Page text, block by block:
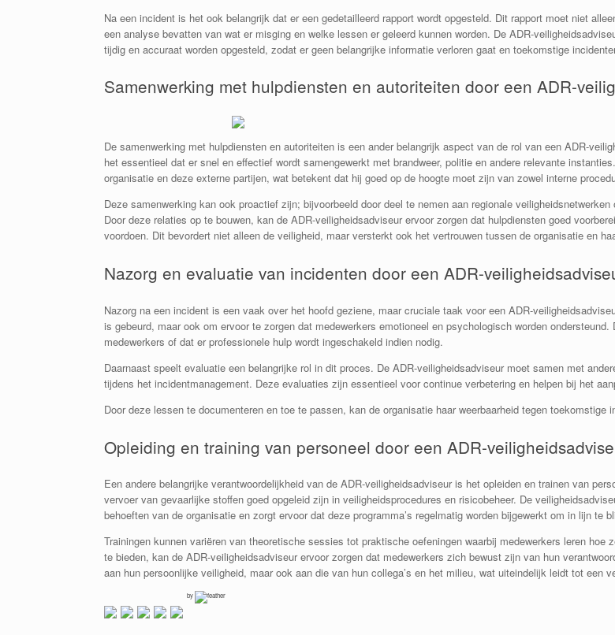
Na een incident is het ook belangrijk dat er een gedetailleerd rapport wordt opgesteld. Dit rapport moet niet
een analyse bevatten van wat er misging en welke lessen er geleerd kunnen worden. De ADR-
tijdig en accuraat worden opgesteld, zodat er geen belangrijke informatie verloren gaat en toekomstige
Samenwerking met hulpdiensten en autoriteiten door een ADR-
De samenwerking met hulpdiensten en autoriteiten is een ander belangrijk aspect van de rol van een ADR-
het essentieel dat er snel en effectief wordt samengewerkt met brandweer, politie en andere relevante
organisatie en deze externe partijen, wat betekent dat hij goed op de hoogte moet zijn van zowel interne
Deze samenwerking kan ook proactief zijn; bijvoorbeeld door deel te nemen aan regionale
Door deze relaties op te bouwen, kan de ADR-veiligheidsadviseur ervoor zorgen dat hulpdiensten goed
voordoen. Dit bevordert niet alleen de veiligheid, maar versterkt ook het vertrouwen tussen de organisatie en
Nazorg en evaluatie van incidenten door een ADR-
Nazorg na een incident is een vaak over het hoofd geziene, maar cruciale taak voor een ADR-
is gebeurd, maar ook om ervoor te zorgen dat medewerkers emotioneel en psychologisch worden
medewerkers of dat er professionele hulp wordt ingeschakeld indien nodig.
Daarnaast speelt evaluatie een belangrijke rol in dit proces. De ADR-veiligheidsadviseur moet samen met
tijdens het incidentmanagement. Deze evaluaties zijn essentieel voor continue verbetering en helpen bij het
Door deze lessen te documenteren en toe te passen, kan de organisatie haar weerbaarheid tegen toekomstige
Opleiding en training van personeel door een ADR-
Een andere belangrijke verantwoordelijkheid van de ADR-veiligheidsadviseur is het opleiden en trainen van
vervoer van gevaarlijke stoffen goed opgeleid zijn in veiligheidsprocedures en risicobeheer. De
behoeften van de organisatie en zorgt ervoor dat deze programma’s regelmatig worden bijgewerkt om in lijn te
Trainingen kunnen variëren van theoretische sessies tot praktische oefeningen waarbij medewerkers leren
te bieden, kan de ADR-veiligheidsadviseur ervoor zorgen dat medewerkers zich bewust zijn van hun
aan hun persoonlijke veiligheid, maar ook aan die van hun collega’s en het milieu, wat uiteindelijk leidt tot een
by